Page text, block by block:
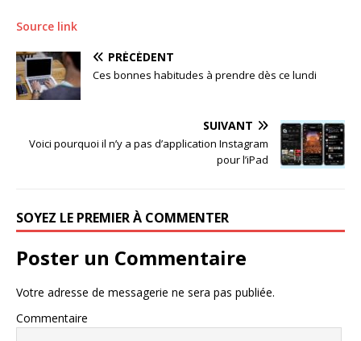
Source link
PRÉCÉDENT
Ces bonnes habitudes à prendre dès ce lundi
SUIVANT
Voici pourquoi il n’y a pas d’application Instagram
pour l’iPad
SOYEZ LE PREMIER À COMMENTER
Poster un Commentaire
Votre adresse de messagerie ne sera pas publiée.
Commentaire